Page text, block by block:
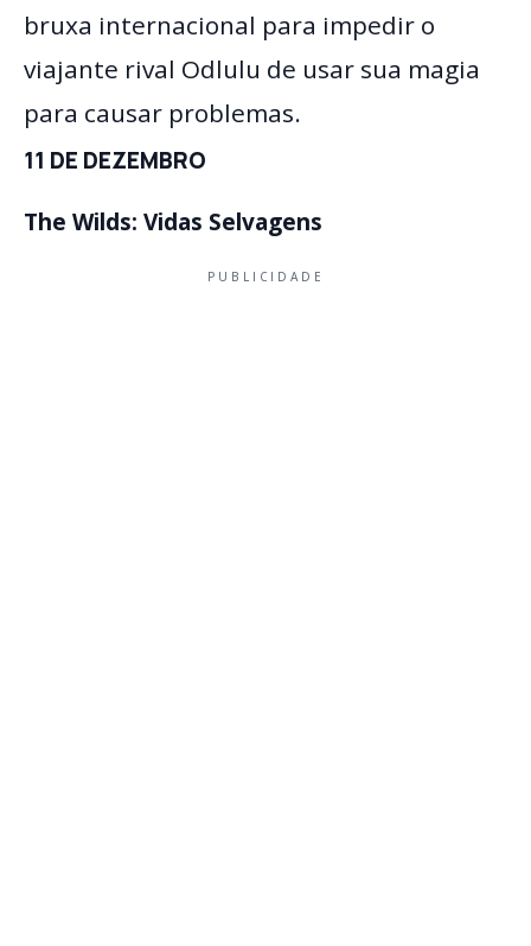
bruxa internacional para impedir o
viajante rival Odlulu de usar sua magia
para causar problemas.
11 DE DEZEMBRO
The Wilds: Vidas Selvagens
PUBLICIDADE